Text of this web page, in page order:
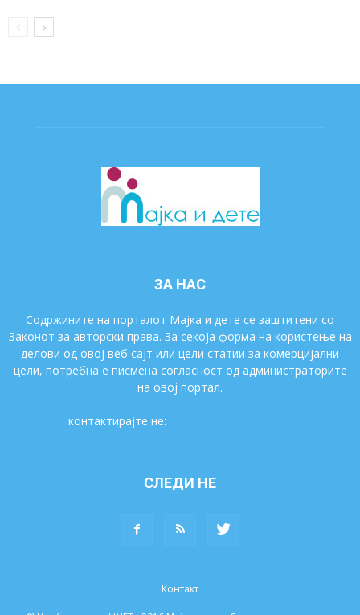
ЗА НАС
Содржините на порталот Мајка и дете се заштитени со
Законот за авторски права. За секоја форма на користење на
делови од овој веб сајт или цели статии за комерцијални
цели, потребна е писмена согласност од администраторите
на овој портал.
контактирајте не:
СЛЕДИ НЕ
Контакт